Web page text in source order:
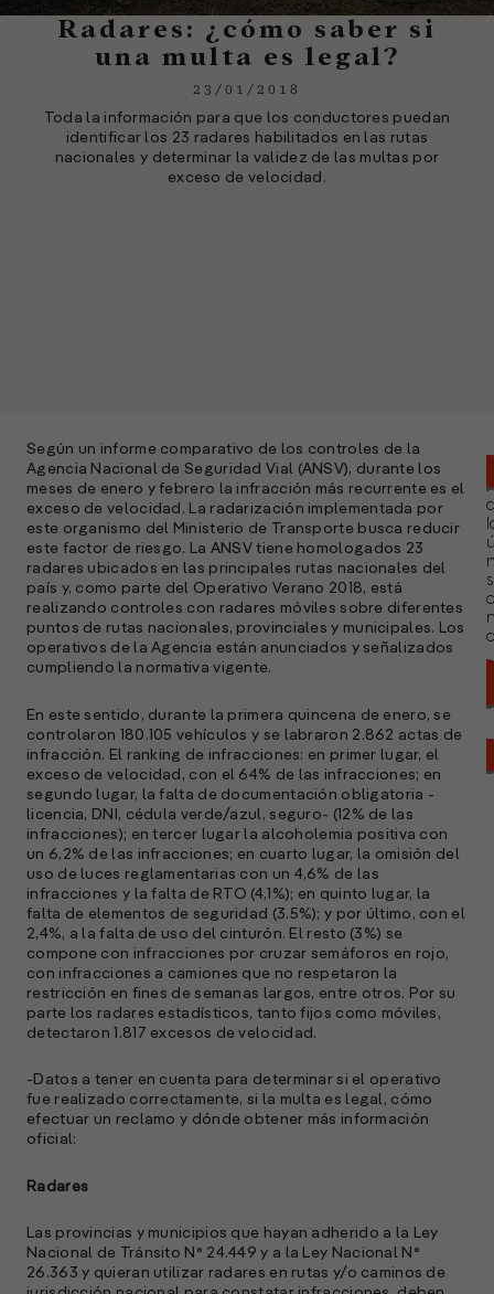
Radares: ¿cómo saber si
una multa es legal?
23/01/2018
Toda la información para que los conductores puedan
identificar los 23 radares habilitados en las rutas
nacionales y determinar la validez de las multas por
exceso de velocidad.
Según un informe comparativo de los controles de la
Agencia Nacional de Seguridad Vial (ANSV), durante los
meses de enero y febrero la infracción más recurrente es el
exceso de velocidad. La radarización implementada por
este organismo del Ministerio de Transporte busca reducir
este factor de riesgo. La ANSV tiene homologados 23
radares ubicados en las principales rutas nacionales del
país y, como parte del Operativo Verano 2018, está
realizando controles con radares móviles sobre diferentes
puntos de rutas nacionales, provinciales y municipales. Los
operativos de la Agencia están anunciados y señalizados
cumpliendo la normativa vigente.
En este sentido, durante la primera quincena de enero, se
controlaron 180.105 vehículos y se labraron 2.862 actas de
infracción. El ranking de infracciones: en primer lugar, el
exceso de velocidad, con el 64% de las infracciones; en
segundo lugar, la falta de documentación obligatoria -
licencia, DNI, cédula verde/azul, seguro- (12% de las
infracciones); en tercer lugar la alcoholemia positiva con
un 6,2% de las infracciones; en cuarto lugar, la omisión del
uso de luces reglamentarias con un 4,6% de las
infracciones y la falta de RTO (4,1%); en quinto lugar, la
falta de elementos de seguridad (3.5%); y por último, con el
2,4%, a la falta de uso del cinturón. El resto (3%) se
compone con infracciones por cruzar semáforos en rojo,
con infracciones a camiones que no respetaron la
restricción en fines de semanas largos, entre otros. Por su
parte los radares estadísticos, tanto fijos como móviles,
detectaron 1.817 excesos de velocidad.
-Datos a tener en cuenta para determinar si el operativo
fue realizado correctamente, si la multa es legal, cómo
efectuar un reclamo y dónde obtener más información
oficial:
Radares
Las provincias y municipios que hayan adherido a la Ley
Nacional de Tránsito N° 24.449 y a la Ley Nacional N°
26.363 y quieran utilizar radares en rutas y/o caminos de